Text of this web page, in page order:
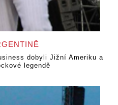
dobyli Jižní Ameriku a
legendě